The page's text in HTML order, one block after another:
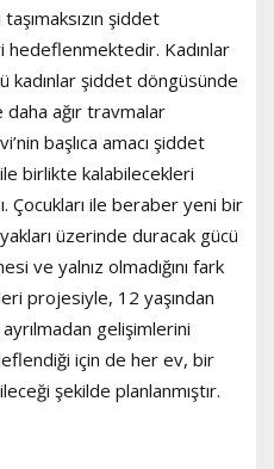
şiddet
hedeflenmektedir. Kadınlar
kadınlar şiddet döngüsünde
ağır travmalar
başlıca amacı şiddet
ile birlikte kalabilecekleri
Çocukları ile beraber yeni bir
üzerinde duracak gücü
ve yalnız olmadığını fark
projesiyle, 12 yaşından
gelişimlerini
için de her ev, bir
şekilde planlanmıştır.